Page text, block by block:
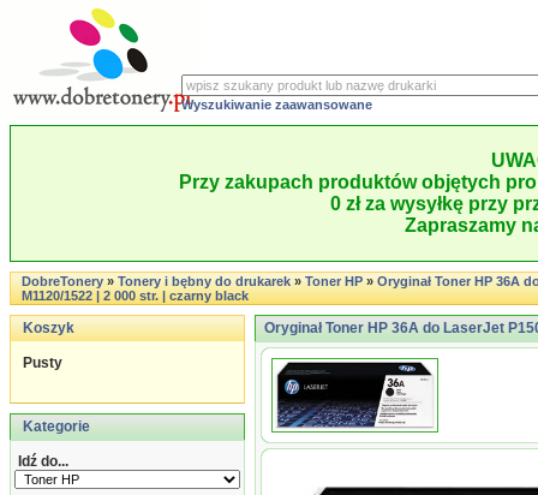
Wyszukiwanie zaawansowane
Przy zakupach produktów objętych
0 zł za wysyłkę przy
Zapraszamy
DobreTonery»Tonery i bębny do drukarek»Toner HP»Oryginał Toner HP 36A
M1120/1522 | 2 000 str. | czarny black
Koszyk
Pusty
Kategorie
Idź do...
Oryginał Toner HP 36A do LaserJet